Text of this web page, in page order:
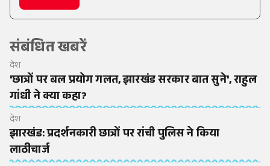
संबंधित खबरें
देश
'छात्रों पर बल प्रयोग गलत, झारखंड सरकार बात सुने', राहुल
गांधी ने क्या कहा?
देश
झारखंड: प्रदर्शनकारी छात्रों पर रांची पुलिस ने किया
लाठीचार्ज